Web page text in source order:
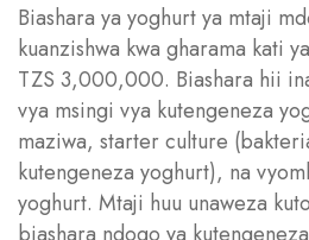
Biashara ya yoghurt ya mtaji
kuanzishwa kwa gharama kati
TZS 3,000,000. Biashara hii
vya msingi vya kutengeneza
maziwa, starter culture
kutengeneza yoghurt), na
yoghurt. Mtaji huu unaweza
biashara ndogo ya